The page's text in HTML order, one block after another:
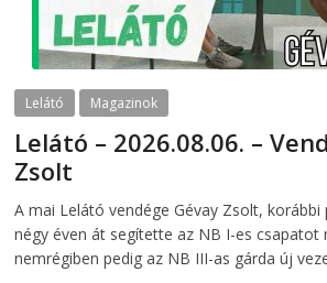
Lelátó Magazinok
Lelátó – 2026.08.06. –
Zsolt
A mai Lelátó vendége Gévay Zsolt, korábbi
négy éven át segítette az NB I-es csapatot
nemrégiben pedig az NB III-as gárda új